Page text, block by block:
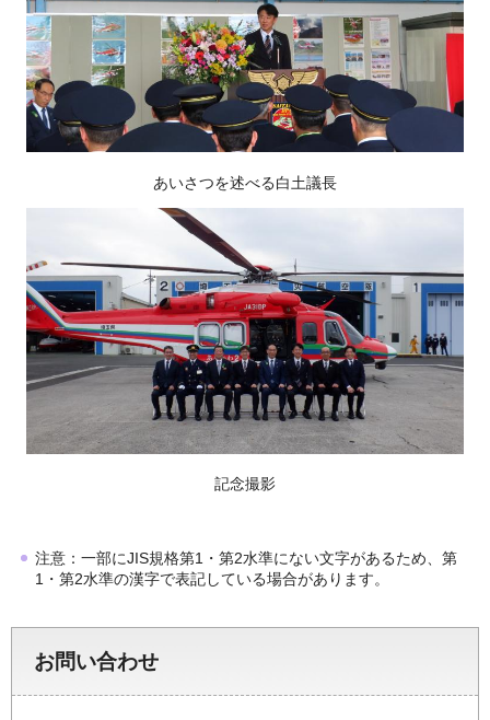
あいさつを述べる白土議長
記念撮影
注意：一部にJIS規格第1・第2水準にない文字があるため、第
1・第2水準の漢字で表記している場合があります。
お問い合わせ